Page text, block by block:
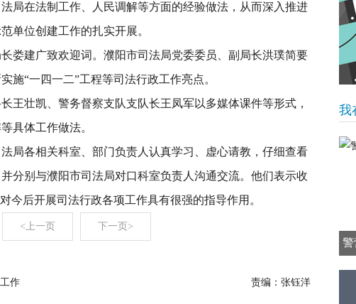
局在法制工作、人民调解等方面的经验做法，从而深入推进
单位创建工作的扎实开展。
娄建广致欢迎词。濮阳市司法局党委委员、副局长洪璞简要
施“一四一二”工程等司法行政工作亮点。
王壮凯、警务督察支队支队长王凤军以多媒体课件等形式，
具体工作做法。
局各相关科室、部门负责人认真学习、虚心请教，仔细查看
分别与濮阳市司法局对口科室负责人沟通交流。他们表示收
今后开展司法行政各项工作具有很强的指导作用。
<上一页 下一页>
作 责编：张钰洋
我
警